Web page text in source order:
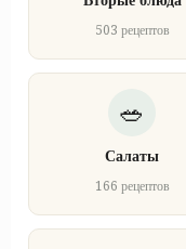
503 рецептов
Салаты
166 рецептов